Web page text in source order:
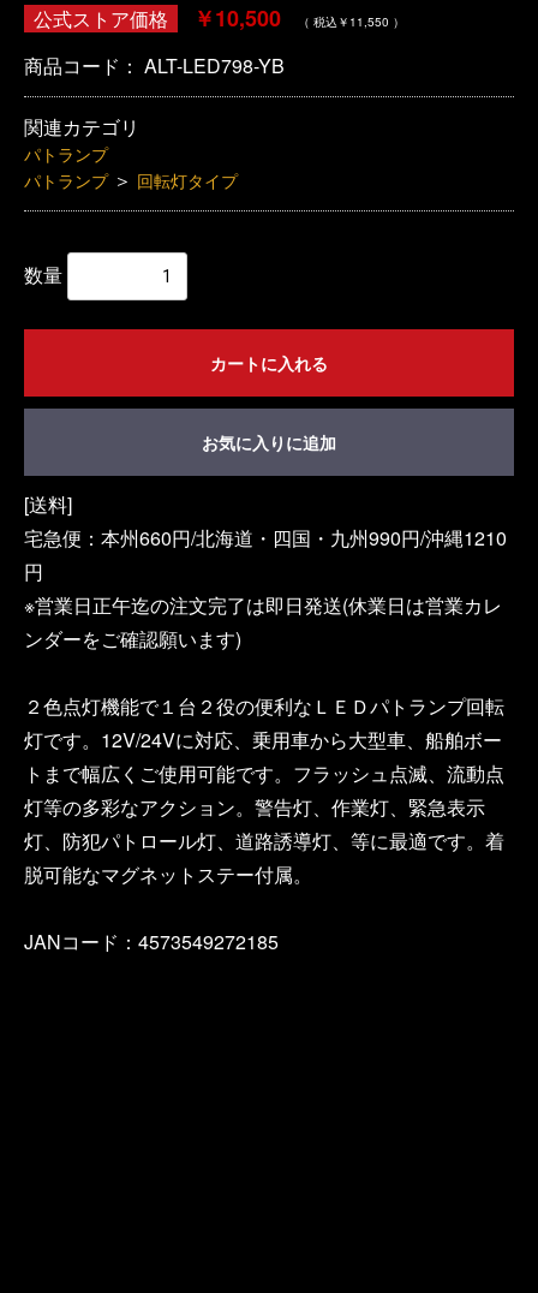
公式ストア価格 ￥10,500 （ 税込￥11,550 ）
商品コード： ALT-LED798-YB
関連カテゴリ
パトランプ
パトランプ ＞ 回転灯タイプ
数量
カートに入れる
お気に入りに追加
[送料]
宅急便：本州660円/北海道・四国・九州990円/沖縄1210
円
※営業日正午迄の注文完了は即日発送(休業日は営業カレ
ンダーをご確認願います)
２色点灯機能で１台２役の便利なＬＥＤパトランプ回転
灯です。12V/24Vに対応、乗用車から大型車、船舶ボー
トまで幅広くご使用可能です。フラッシュ点滅、流動点
灯等の多彩なアクション。警告灯、作業灯、緊急表示
灯、防犯パトロール灯、道路誘導灯、等に最適です。着
脱可能なマグネットステー付属。
JANコード：4573549272185